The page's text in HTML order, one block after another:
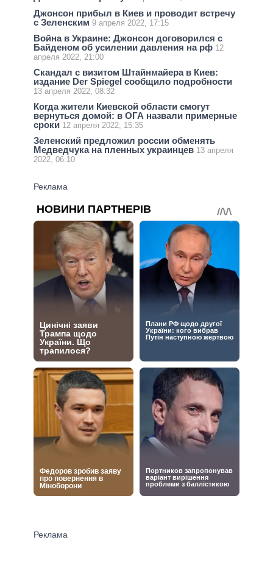
Джонсон прибыл в Киев и проводит встречу
с Зеленским 9 апреля 2022, 17:15
Война в Украине: Джонсон договорился с
Байденом об усилении давления на рф 12
апреля 2022, 21:00
Скандал с визитом Штайнмайера в Киев:
издание Der Spiegel сообщило подробности
13 апреля 2022, 08:32
Когда жители Киевской области смогут
вернуться домой: в ОГА назвали примерные
сроки 12 апреля 2022, 15:35
Зеленский предложил россии обменять
Медведчука на пленных украинцев 13 апреля
2022, 06:10